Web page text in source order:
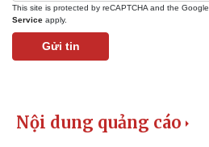
This site is protected by reCAPTCHA and the Google
Service apply.
Gửi tin